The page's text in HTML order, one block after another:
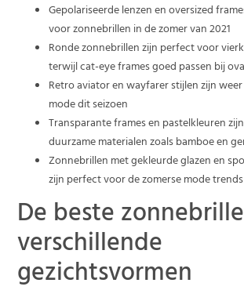
Gepolariseerde lenzen en oversized
voor zonnebrillen in de zomer van 2021
Ronde zonnebrillen zijn perfect voor
terwijl cat-eye frames goed passen bij
Retro aviator en wayfarer stijlen zijn
mode dit seizoen
Transparante frames en pastelkleuren
duurzame materialen zoals bamboe en
Zonnebrillen met gekleurde glazen en
zijn perfect voor de zomerse mode trends
De beste
verschillende
gezichtsvormen